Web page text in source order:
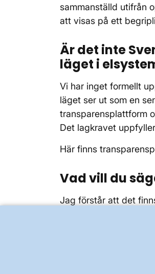
sammanställd utifrån
att visas på ett
Är det inte
läget i
Vi har inget formellt
läget ser ut som en
transparensplattform
Det lagkravet
Här finns
Vad vill du
Jag förstår att det